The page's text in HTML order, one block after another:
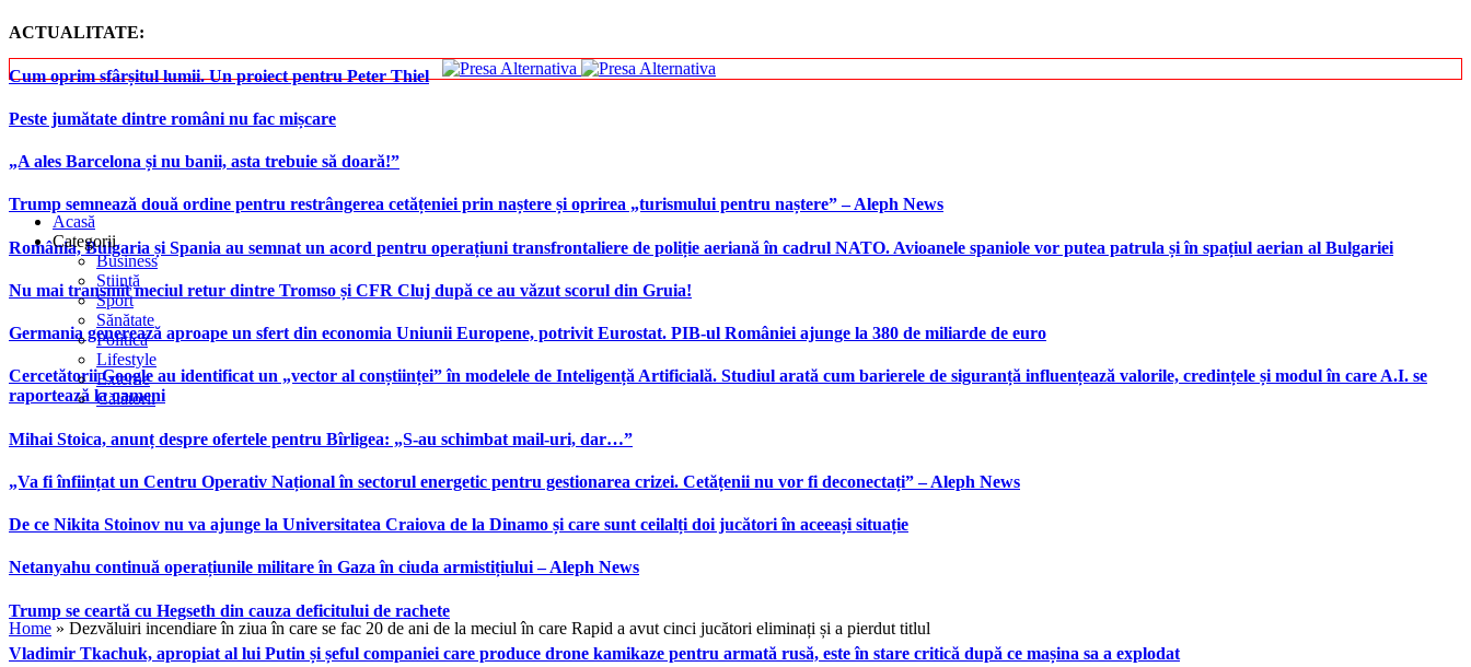
ACTUALITATE:
Cum oprim sfârșitul lumii. Un proiect pentru Peter Thiel
Peste jumătate dintre români nu fac mișcare
„A ales Barcelona și nu banii, asta trebuie să doară!”
Trump semnează două ordine pentru restrângerea cetățeniei prin naștere și oprirea „turismului pentru naștere” – Aleph News
România, Bulgaria și Spania au semnat un acord pentru operațiuni transfrontaliere de poliție aeriană în cadrul NATO. Avioanele spaniole vor putea patrula și în spațiul aerian al Bulgariei
Nu mai transmit meciul retur dintre Tromso și CFR Cluj după ce au văzut scorul din Gruia!
Germania generează aproape un sfert din economia Uniunii Europene, potrivit Eurostat. PIB-ul României ajunge la 380 de miliarde de euro
Cercetătorii Google au identificat un „vector al conștiinței” în modelele de Inteligență Artificială. Studiul arată cum barierele de siguranță influențează valorile, credințele și modul în care A.I. se
raportează la oameni
Mihai Stoica, anunț despre ofertele pentru Bîrligea: „S-au schimbat mail-uri, dar…”
„Va fi înființat un Centru Operativ Național în sectorul energetic pentru gestionarea crizei. Cetățenii nu vor fi deconectați” – Aleph News
De ce Nikita Stoinov nu va ajunge la Universitatea Craiova de la Dinamo și care sunt ceilalți doi jucători în aceeași situație
Netanyahu continuă operațiunile militare în Gaza în ciuda armistițiului – Aleph News
Trump se ceartă cu Hegseth din cauza deficitului de rachete
Vladimir Tkachuk, apropiat al lui Putin și șeful companiei care produce drone kamikaze pentru armată rusă, este în stare critică după ce mașina sa a explodat
Acasă
Categorii
Business
Știință
Sport
Sănătate
Politică
Lifestyle
Externe
Călătorii
Home » Dezvăluiri incendiare în ziua în care se fac 20 de ani de la meciul în care Rapid a avut cinci jucători eliminați și a pierdut titlul